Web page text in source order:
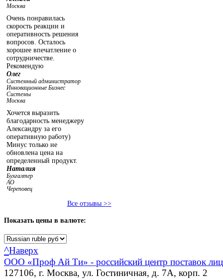
Москва
Очень понравилась
скорость реакции и
оперативность решения
вопросов. Осталось
хорошее впечатление о
сотрудничестве.
Рекомендую
Олег
Системный администратор
Инновационные Бизнес
Системы
Москва
Хочется выразить
благодарность менеджеру
Александру за его
оперативную работу)
Минус только не
обновлена цена на
определенный продукт.
Наталия
Бухгалтер
АО
Череповец
Все отзывы >>
Показать цены в валюте:
^Наверх
ООО «Проф Ай Ти» - российский центр поставок
127106, г. Москва, ул. Гостиничная, д. 7А, корп. 2